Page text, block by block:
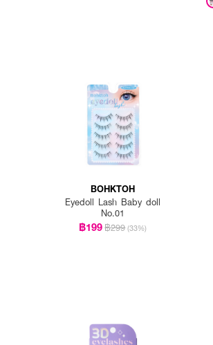
BOHKTOH
Eyedoll Lash Baby doll
No.01
฿199฿299 (33%)